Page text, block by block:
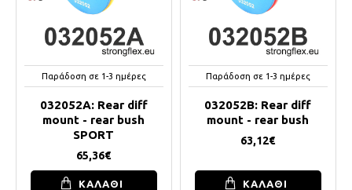
Παράδοση σε 1-3 ημέρες
032052A: Rear diff
mount - rear bush
SPORT
65,36€
ΚΑΛΑΘΙ
Παράδοση σε 1-3 ημέρες
032052B: Rear diff
mount - rear bush
63,12€
ΚΑΛΑΘΙ